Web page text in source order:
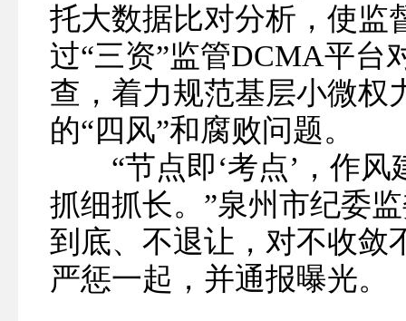
托大数据比对分析，使监
过“三资”监管DCMA平台
查，着力规范基层小微权
的“四风”和腐败问题。
“节点即‘考点’，作风
抓细抓长。”泉州市纪委
到底、不退让，对不收敛
严惩一起，并通报曝光。